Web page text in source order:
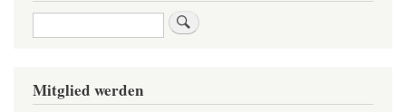
Suche
Mitglied werden